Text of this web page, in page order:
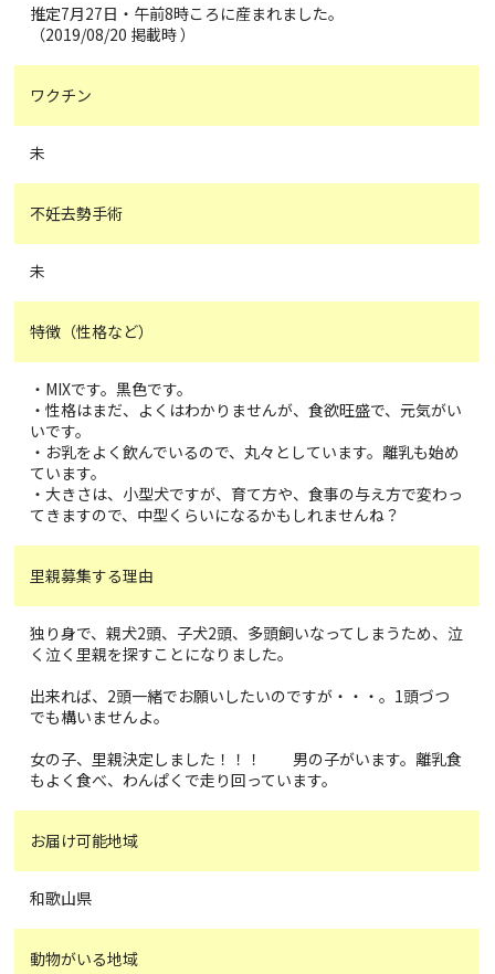
推定7月27日・午前8時ころに産まれました。
（2019/08/20 掲載時 ）
ワクチン
未
不妊去勢手術
未
特徴（性格など）
・MIXです。黒色です。
・性格はまだ、よくはわかりませんが、食欲旺盛で、元気がい
いです。
・お乳をよく飲んでいるので、丸々としています。離乳も始め
ています。
・大きさは、小型犬ですが、育て方や、食事の与え方で変わっ
てきますので、中型くらいになるかもしれませんね？
里親募集する理由
独り身で、親犬2頭、子犬2頭、多頭飼いなってしまうため、泣
く泣く里親を探すことになりました。
出来れば、2頭一緒でお願いしたいのですが・・・。1頭づつ
でも構いませんよ。
女の子、里親決定しました！！！ 男の子がいます。離乳食
もよく食べ、わんぱくで走り回っています。
お届け可能地域
和歌山県
動物がいる地域